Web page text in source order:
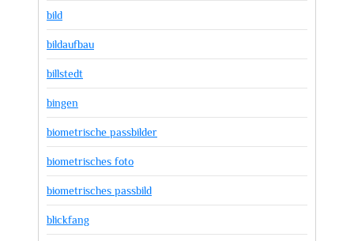
bild
bildaufbau
billstedt
bingen
biometrische passbilder
biometrisches foto
biometrisches passbild
blickfang